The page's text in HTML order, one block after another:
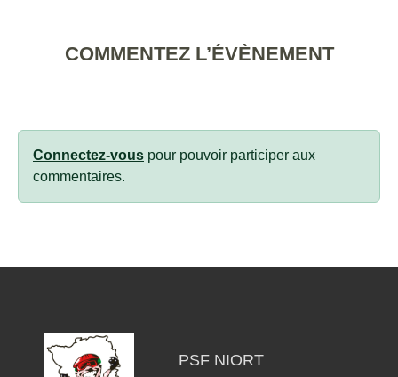
COMMENTEZ L’ÉVÈNEMENT
Connectez-vous pour pouvoir participer aux
commentaires.
PSF NIORT